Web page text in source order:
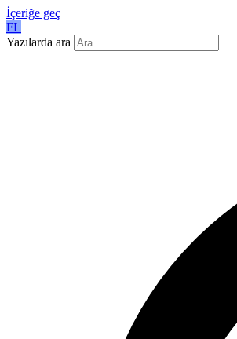
İçeriğe geç
FL
Yazılarda ara